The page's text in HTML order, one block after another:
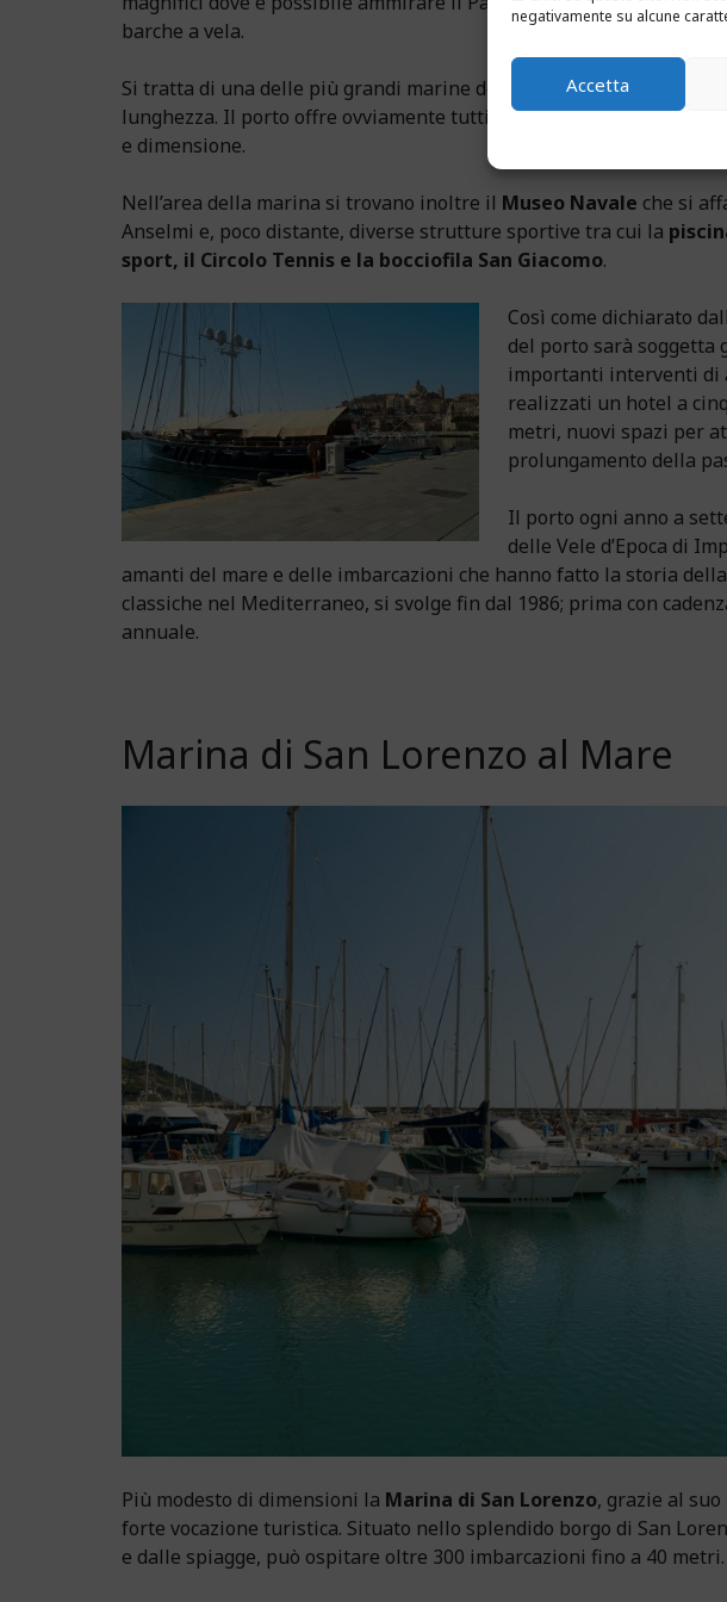
negativamente su alcune
Accetta
barche a vela.
Si tratta di una delle più grandi marine del Mediterraneo e arriva
lunghezza. Il porto offre ovviamente tutti i servizi necessari per
e dimensione.
Nell’area della marina si trovano inoltre il Museo Navale che si
Anselmi e, poco distante, diverse strutture sportive tra cui la
sport, il Circolo Tennis e la bocciofila San Giacomo.
Così come dichiarato
del porto sarà soggetta
importanti interventi di
realizzati un hotel a
metri, nuovi spazi per
prolungamento della
Il porto ogni anno a
delle Vele d’Epoca di
amanti del mare e delle imbarcazioni che hanno fatto la storia
classiche nel Mediterraneo, si svolge fin dal 1986; prima con
annuale.
Marina di San Lorenzo al Mare
Più modesto di dimensioni la Marina di San Lorenzo, grazie al
forte vocazione turistica. Situato nello splendido borgo di San
e dalle spiagge, può ospitare oltre 300 imbarcazioni fino a 40 metri.